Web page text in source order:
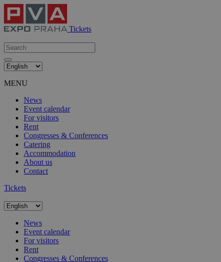
Tickets
MENU
News
Event calendar
For visitors
Rent
Congresses & Conferences
Catering
Accommodation
About us
Contact
Tickets
News
Event calendar
For visitors
Rent
Congresses & Conferences